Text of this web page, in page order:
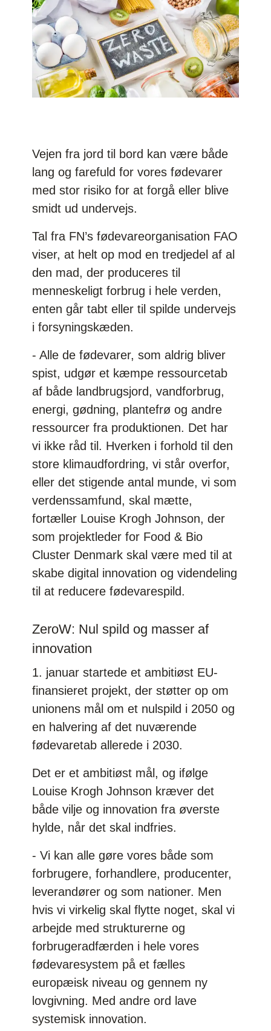
Vejen fra jord til bord kan være både
lang og farefuld for vores fødevarer
med stor risiko for at forgå eller blive
smidt ud undervejs.
Tal fra FN’s fødevareorganisation FAO
viser, at helt op mod en tredjedel af al
den mad, der produceres til
menneskeligt forbrug i hele verden,
enten går tabt eller til spilde undervejs
i forsyningskæden.
- Alle de fødevarer, som aldrig bliver
spist, udgør et kæmpe ressourcetab
af både landbrugsjord, vandforbrug,
energi, gødning, plantefrø og andre
ressourcer fra produktionen. Det har
vi ikke råd til. Hverken i forhold til den
store klimaudfordring, vi står overfor,
eller det stigende antal munde, vi som
verdenssamfund, skal mætte,
fortæller Louise Krogh Johnson, der
som projektleder for Food & Bio
Cluster Denmark skal være med til at
skabe digital innovation og videndeling
til at reducere fødevarespild.
ZeroW: Nul spild og masser af
innovation
1. januar startede et ambitiøst EU-
finansieret projekt, der støtter op om
unionens mål om et nulspild i 2050 og
en halvering af det nuværende
fødevaretab allerede i 2030.
Det er et ambitiøst mål, og ifølge
Louise Krogh Johnson kræver det
både vilje og innovation fra øverste
hylde, når det skal indfries.
- Vi kan alle gøre vores både som
forbrugere, forhandlere, producenter,
leverandører og som nationer. Men
hvis vi virkelig skal flytte noget, skal vi
arbejde med strukturerne og
forbrugeradfærden i hele vores
fødevaresystem på et fælles
europæisk niveau og gennem ny
lovgivning. Med andre ord lave
systemisk innovation.